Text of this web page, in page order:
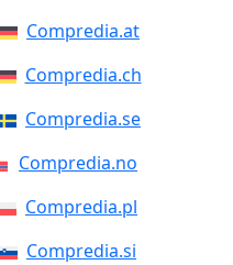
Compredia.at
Compredia.ch
Compredia.se
Compredia.no
Compredia.pl
Compredia.si